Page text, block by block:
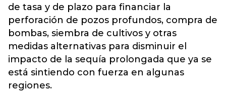
de tasa y de plazo para financiar la
perforación de pozos profundos, compra de
bombas, siembra de cultivos y otras
medidas alternativas para disminuir el
impacto de la sequía prolongada que ya se
está sintiendo con fuerza en algunas
regiones.